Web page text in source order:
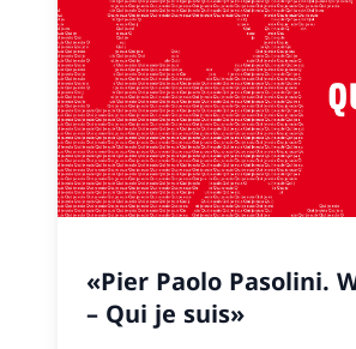
«Pier Paolo Pasolini.
– Qui je suis»